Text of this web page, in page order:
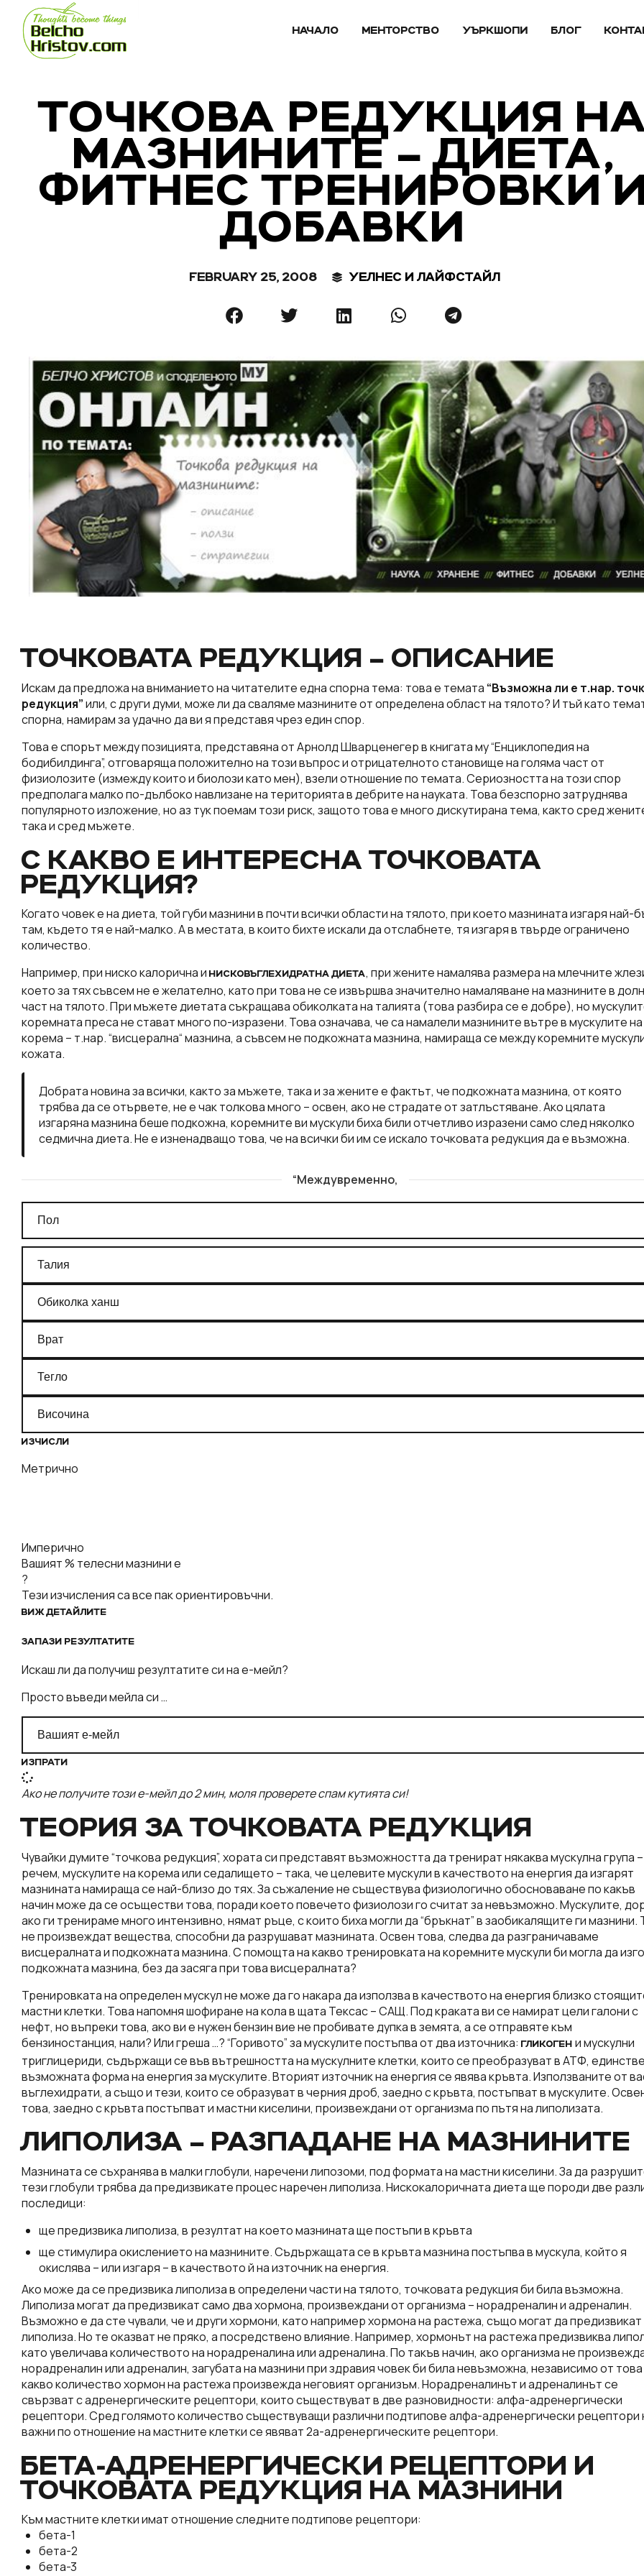
НАЧАЛО МЕНТОРСТВО УЪРКШОПИ БЛОГ
ТОЧКОВА РЕДУКЦИЯ
МАЗНИНИТЕ – ДИЕТА,
ФИТНЕС ТРЕНИРОВКИ
ДОБАВКИ
FEBRUARY 25, 2008 УЕЛНЕС И ЛАЙФСТАЙЛ
ТОЧКОВАТА РЕДУКЦИЯ – ОПИСАНИЕ
Искам да предложа на вниманието на читателите една спорна тема: това е темата “Възможна ли е т.нар.
редукция”или, с други думи, може ли да сваляме мазнините от определена област на тялото? И тъй като
спорна, намирам за удачно да ви я представя чрез един спор.
Това е спорът между позицията, представяна от Арнолд Шварценегер в книгата му “Енциклопедия на
бодибилдинга”, отговаряща положително на този въпрос и отрицателното становище на голяма част от
физиолозите (измежду които и биолози като мен), взели отношение по темата. Сериозността на този спор
предполага малко по-дълбоко навлизане на територията в дебрите на науката. Това безспорно затруднява
популярното изложение, но аз тук поемам този риск, защото това е много дискутирана тема, както сред
така и сред мъжете.
С КАКВО Е ИНТЕРЕСНА ТОЧКОВАТА
РЕДУКЦИЯ?
Когато човек е на диета, той губи мазнини в почти всички области на тялото, при което мазнината изгаря най-
там, където тя е най-малко. А в местата, в които бихте искали да отслабнете, тя изгаря в твърде ограничено
количество.
Например, при ниско калорична и НИСКОВЪГЛЕХИДРАТНА ДИЕТА, при жените намалява размера на млечните
което за тях съвсем не е желателно, като при това не се извършва значително намаляване на мазнините в
част на тялото. При мъжете диетата съкращава обиколката на талията (това разбира се е добре), но
коремната преса не стават много по-изразени. Това означава, че са намалели мазнините вътре в мускулите на
корема – т.нар. “висцерална“ мазнина, а съвсем не подкожната мазнина, намираща се между коремните
кожата.
Добрата новина за всички, както за мъжете, така и за жените е фактът, че подкожната мазнина, от която
трябва да се отървете, не е чак толкова много – освен, ако не страдате от затлъстяване. Ако цялата
изгаряна мазнина беше подкожна, коремните ви мускули биха били отчетливо изразени само след няколко
седмична диета. Не е изненадващо това, че на всички би им се искало точковата редукция да е възможна.
“Междувременно,
ИЗЧИСЛИ
Метрично
Имперично
Вашият % телесни мазнини е
?
Тези изчисления са все пак ориентировъчни.
ВИЖ ДЕТАЙЛИТЕ
ЗАПАЗИ РЕЗУЛТАТИТЕ
Искаш ли да получиш резултатите си на е-мейл?
Просто въведи мейла си …
ИЗПРАТИ
Ако не получите този е-мейл до 2 мин, моля проверете спам кутията си!
ТЕОРИЯ ЗА ТОЧКОВАТА РЕДУКЦИЯ
Чувайки думите “точкова редукция”, хората си представят възможността да тренират някаква мускулна група
речем, мускулите на корема или седалището – така, че целевите мускули в качеството на енергия да изгарят
мазнината намираща се най-близо до тях. За съжаление не съществува физиологично обосноваване по какъв
начин може да се осъществи това, поради което повечето физиолози го считат за невъзможно. Мускулите,
ако ги тренираме много интензивно, нямат ръце, с които биха могли да “бръкнат” в заобикалящите ги мазнини.
не произвеждат вещества, способни да разрушават мазнината. Освен това, следва да разграничаваме
висцералната и подкожната мазнина. С помощта на какво тренировката на коремните мускули би могла да
подкожната мазнина, без да засяга при това висцералната?
Тренировката на определен мускул не може да го накара да използва в качеството на енергия близко
мастни клетки. Това напомня шофиране на кола в щата Тексас – САЩ. Под краката ви се намират цели галони с
нефт, но въпреки това, ако ви е нужен бензин вие не пробивате дупка в земята, а се отправяте към
бензиностанция, нали? Или греша …? “Горивото” за мускулите постъпва от два източника: ГЛИКОГЕН и мускулни
триглицериди, съдържащи се във вътрешността на мускулните клетки, които се преобразуват в АТФ,
възможната форма на енергия за мускулите. Вторият източник на енергия се явява кръвта. Използваните от
въглехидрати, а също и тези, които се образуват в черния дроб, заедно с кръвта, постъпват в мускулите.
това, заедно с кръвта постъпват и мастни киселини, произвеждани от организма по пътя на липолизата.
ЛИПОЛИЗА – РАЗПАДАНЕ НА МАЗНИНИТЕ
Мазнината се съхранява в малки глобули, наречени липозоми, под формата на мастни киселини. За да
тези глобули трябва да предизвикате процес наречен липолиза. Нискокалоричната диета ще породи две
последици:
ще предизвика липолиза, в резултат на което мазнината ще постъпи в кръвта
ще стимулира окислението на мазнините. Съдържащата се в кръвта мазнина постъпва в мускула, който я
окислява – или изгаря – в качеството й на източник на енергия.
Ако може да се предизвика липолиза в определени части на тялото, точковата редукция би била възможна.
Липолиза могат да предизвикат само два хормона, произвеждани от организма – норадреналин и адреналин.
Възможно е да сте чували, че и други хормони, като например хормона на растежа, също могат да предизвикат
липолиза. Но те оказват не пряко, а посредствено влияние. Например, хормонът на растежа предизвиква
като увеличава количеството на норадреналина или адреналина. По такъв начин, ако организма не
норадреналин или адреналин, загубата на мазнини при здравия човек би била невъзможна, независимо от това
какво количество хормон на растежа произвежда неговият организъм. Норадреналинът и адреналинът се
свързват с адренергическите рецептори, които съществуват в две разновидности: алфа-адренергически
рецептори. Сред голямото количество съществуващи различни подтипове алфа-адренергически рецептори
важни по отношение на мастните клетки се явяват 2а-адренергическите рецептори.
БЕТА-АДРЕНЕРГИЧЕСКИ РЕЦЕПТОРИ И
ТОЧКОВАТА РЕДУКЦИЯ НА МАЗНИНИ
Към мастните клетки имат отношение следните подтипове рецептори:
бета-1
бета-2
бета-3